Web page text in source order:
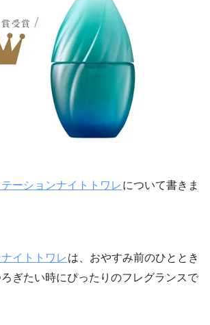
テーションナイトトワレ について書きま
イトトワレ は、おやすみ前のひととき
ぎたい時にぴったりのフレグランスで